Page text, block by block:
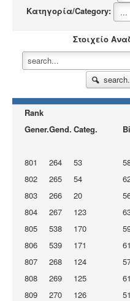
Κατηγορία/Category:
Στοιχείο
Rank
Gener.Gend. Categ.
801 264 53
802
265 54
803
266 20
804
267 123
805
538 170
806
539 171
807
268 124
808
269 125
809
270 126